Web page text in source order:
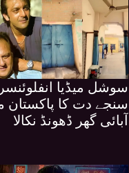
سوشل میڈیا
سنجے دت کا پاکستان
آبائی گھر ڈھونڈ نکالا